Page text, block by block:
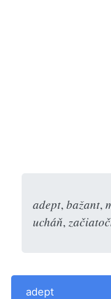
adept, bažant,
ucháň,
adept